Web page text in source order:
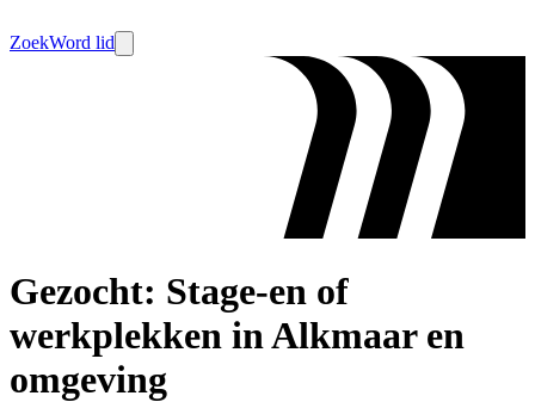
ZoekWord lid
Gezocht: Stage-en of
werkplekken in Alkmaar en
omgeving